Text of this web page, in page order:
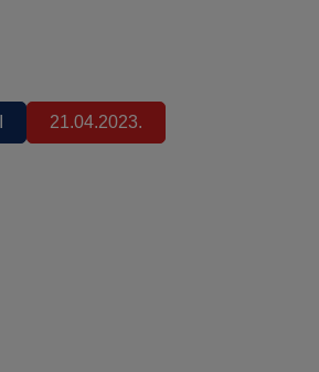
21.04.2023.